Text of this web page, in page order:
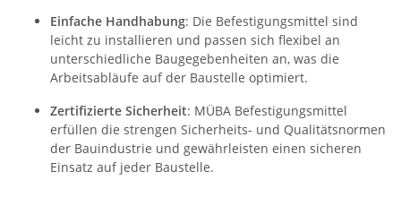
Einfache Handhabung: Die Befestigungsmittel sind
leicht zu installieren und passen sich flexibel an
unterschiedliche Baugegebenheiten an, was die
Arbeitsabläufe auf der Baustelle optimiert.
Zertifizierte Sicherheit: MÜBA Befestigungsmittel
erfüllen die strengen Sicherheits- und Qualitätsnormen
der Bauindustrie und gewährleisten einen sicheren
Einsatz auf jeder Baustelle.